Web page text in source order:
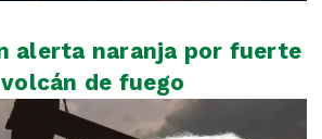
alerta naranja por fuerte
de fuego